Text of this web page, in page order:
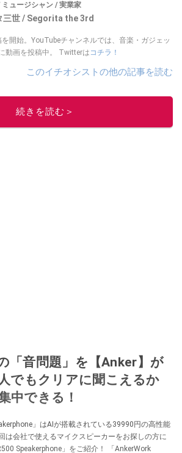
ュージシャン / 実業家
三世 / Segorita the 3rd
開始。YouTubeチャンネルでは、音楽・ガジェッ
動画を投稿中。 Twitterは コチラ！
このイチオシストの他の記事を読む
続きを読む＞
「音問題」を【Anker】が
でもクリアに聞こえるか
中できる！
」はAIが搭載されている39990円の高性能
は会社で使えるマイクスピーカーをお探しの方に
Speakerphone」をご紹介！ 「AnkerWork